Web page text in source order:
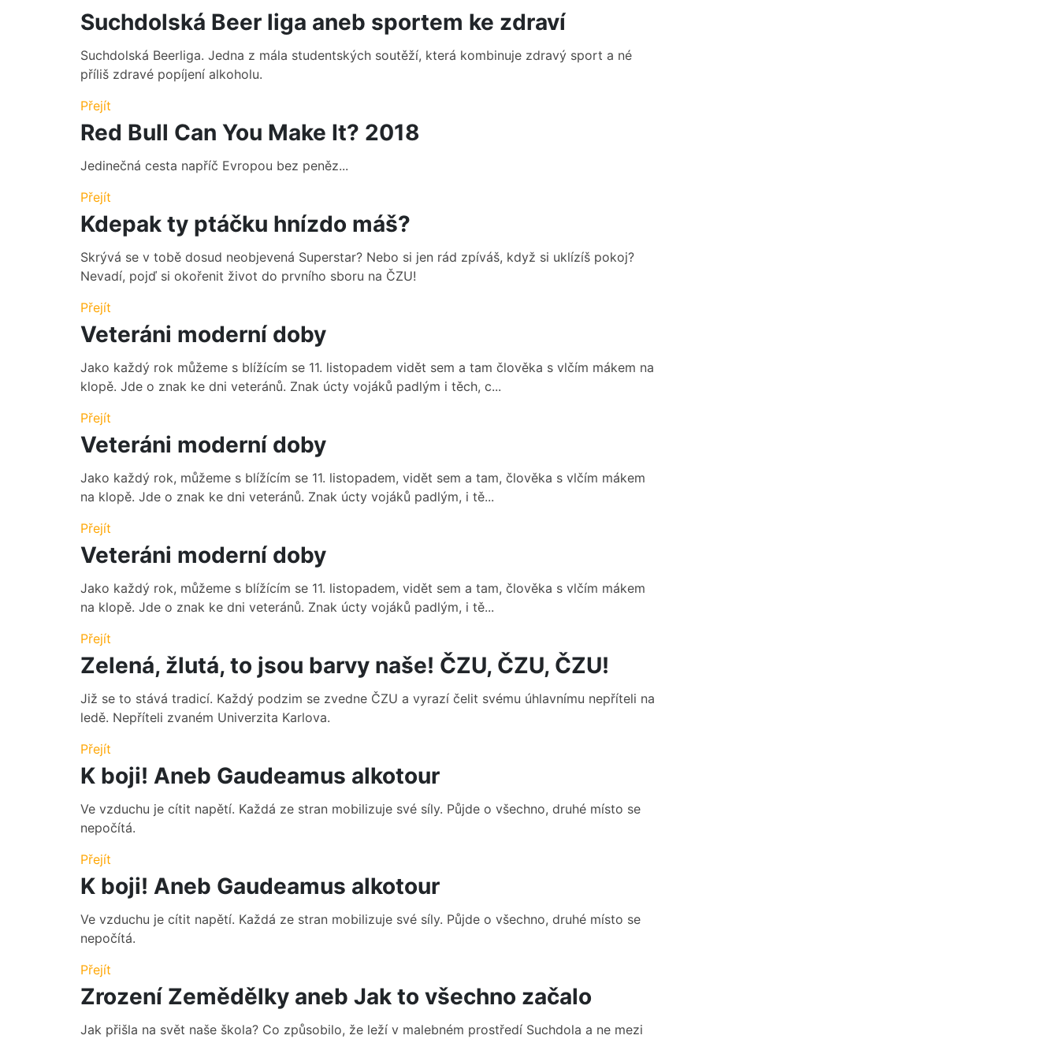
Suchdolská Beer liga aneb sportem ke zdraví
Suchdolská Beerliga. Jedna z mála studentských soutěží, která kombinuje zdravý sport a né
příliš zdravé popíjení alkoholu.
Přejít
Red Bull Can You Make It? 2018
Jedinečná cesta napříč Evropou bez peněz...
Přejít
Kdepak ty ptáčku hnízdo máš?
Skrývá se v tobě dosud neobjevená Superstar? Nebo si jen rád zpíváš, když si uklízíš pokoj?
Nevadí, pojď si okořenit život do prvního sboru na ČZU!
Přejít
Veteráni moderní doby
Jako každý rok můžeme s blížícím se 11. listopadem vidět sem a tam člověka s vlčím mákem na
klopě. Jde o znak ke dni veteránů. Znak úcty vojáků padlým i těch, c...
Přejít
Veteráni moderní doby
Jako každý rok, můžeme s blížícím se 11. listopadem, vidět sem a tam, člověka s vlčím mákem
na klopě. Jde o znak ke dni veteránů. Znak úcty vojáků padlým, i tě...
Přejít
Veteráni moderní doby
Jako každý rok, můžeme s blížícím se 11. listopadem, vidět sem a tam, člověka s vlčím mákem
na klopě. Jde o znak ke dni veteránů. Znak úcty vojáků padlým, i tě...
Přejít
Zelená, žlutá, to jsou barvy naše! ČZU, ČZU, ČZU!
Již se to stává tradicí. Každý podzim se zvedne ČZU a vyrazí čelit svému úhlavnímu nepříteli na
ledě. Nepříteli zvaném Univerzita Karlova.
Přejít
K boji! Aneb Gaudeamus alkotour
Ve vzduchu je cítit napětí. Každá ze stran mobilizuje své síly. Půjde o všechno, druhé místo se
nepočítá.
Přejít
K boji! Aneb Gaudeamus alkotour
Ve vzduchu je cítit napětí. Každá ze stran mobilizuje své síly. Půjde o všechno, druhé místo se
nepočítá.
Přejít
Zrození Zemědělky aneb Jak to všechno začalo
Jak přišla na svět naše škola? Co způsobilo, že leží v malebném prostředí Suchdola a ne mezi